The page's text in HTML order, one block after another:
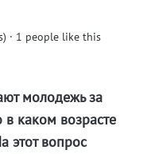
· 1 people like this
молодежь за
каком возрасте
этот вопрос